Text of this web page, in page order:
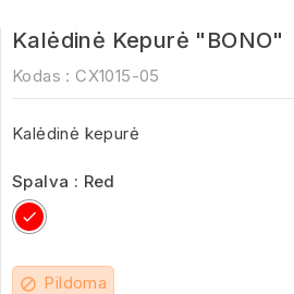
Kalėdinė Kepurė "BONO"
Kodas : CX1015-05
Kalėdinė kepurė
Spalva : Red
Red
block Pildoma